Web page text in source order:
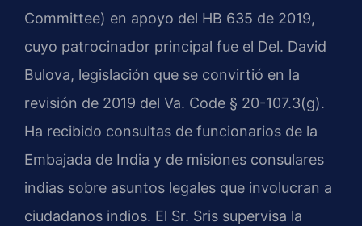
Committee) en apoyo del HB 635 de 2019,
cuyo patrocinador principal fue el Del. David
Bulova, legislación que se convirtió en la
revisión de 2019 del Va. Code § 20-107.3(g).
Ha recibido consultas de funcionarios de la
Embajada de India y de misiones consulares
indias sobre asuntos legales que involucran a
ciudadanos indios. El Sr. Sris supervisa la